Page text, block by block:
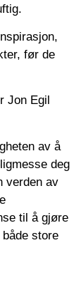
før de
Jon Egil
av å
deg
verden av
til å gjøre
store